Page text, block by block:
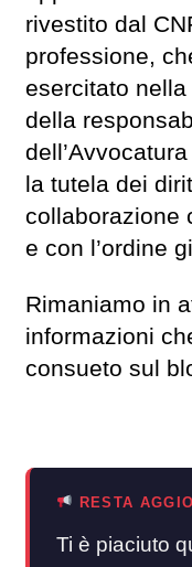
rivestito dal
professione,
esercitato
della
la tutela dei
collaborazione
e con l’ordine
Rimaniamo in
informazioni
consueto sul
RESTA
Ti è piaciuto